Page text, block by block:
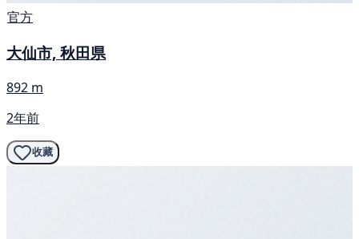
官方
大仙市, 秋田県
892 m
2年前
收藏